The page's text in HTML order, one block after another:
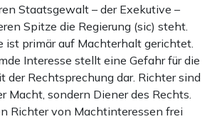
Staatsgewalt – der Exekutive –
Spitze die Regierung (sic) steht.
ist primär auf Machterhalt gerichtet.
Interesse stellt eine Gefahr für die
der Rechtsprechung dar. Richter sind
Macht, sondern Diener des Rechts.
Richter von Machtinteressen frei